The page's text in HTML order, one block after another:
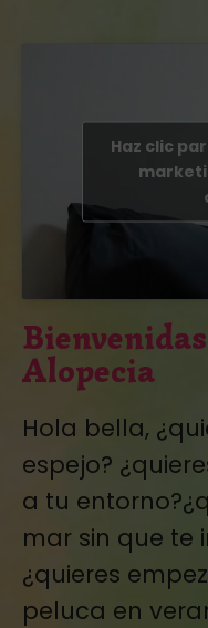
Haz clic
Alopecia
Hola bella,
espejo?
a tu
mar sin que te
¿quieres
peluca en